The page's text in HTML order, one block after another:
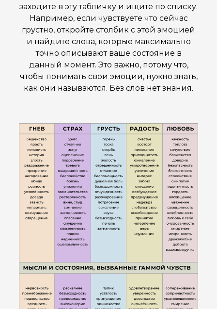
заходите в эту табличку и ищите по списку.
Например, если чувствуете что сейчас
грустно, откройте столбик с этой эмоцией
и найдите слова, которые максимально
точно описывают ваше состояние в
данный момент. Это важно, потому что,
чтобы понимать свои эмоции, нужно знать,
как они называются. Без слов нет знания.